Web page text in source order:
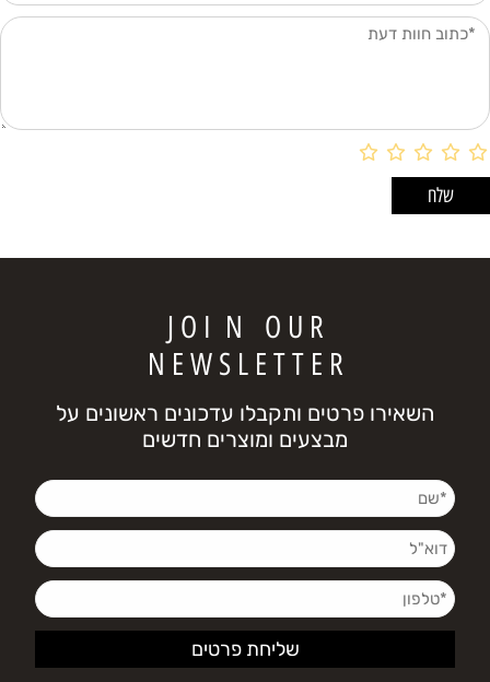
J O I N O U R
N E W S L E T T E R
השאירו פרטים ותקבלו עדכונים ראשונים על
מבצעים ומוצרים חדשים